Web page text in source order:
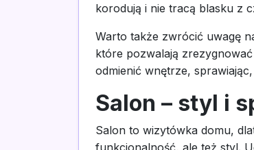
korodują i nie tracą blasku z
Warto także zwrócić uwagę
które pozwalają
odmienić wnętrze,
Salon – styl i
Salon to wizytówka domu,
funkcjonalność, ale też styl.